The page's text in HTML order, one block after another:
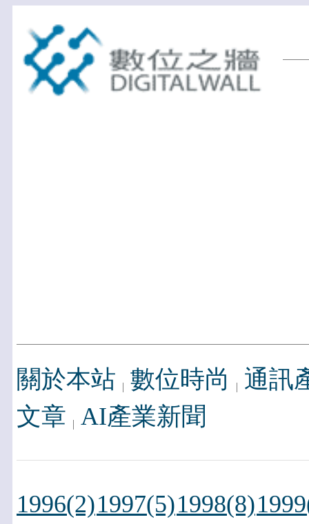
關於本站 數位時尚
通訊
文章 AI產業新聞
1996(2)1997(5)1998(8)